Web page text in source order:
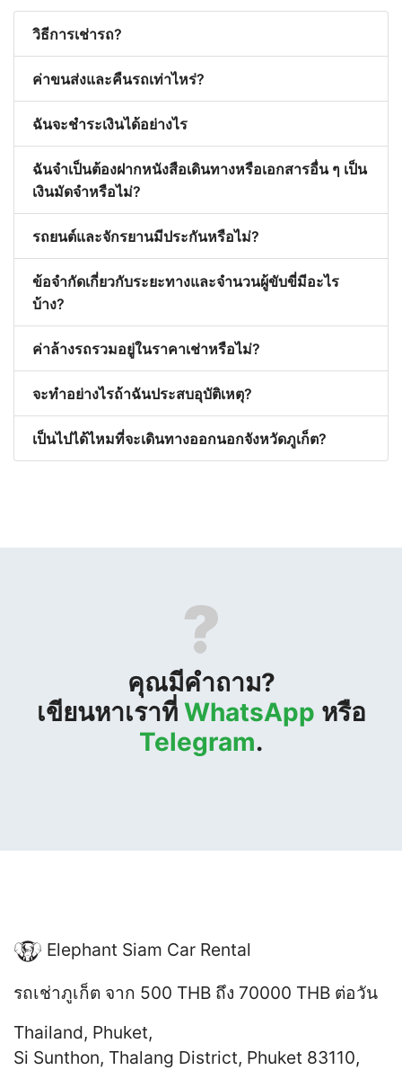
วิธีการเช่ารถ?
ค่าขนส่งและคืนรถเท่าไหร่?
ฉันจะชำระเงินได้อย่างไร
ฉันจำเป็นต้องฝากหนังสือเดินทางหรือเอกสารอื่น ๆ เป็น
เงินมัดจำหรือไม่?
รถยนต์และจักรยานมีประกันหรือไม่?
ข้อจำกัดเกี่ยวกับระยะทางและจำนวนผู้ขับขี่มีอะไร
บ้าง?
ค่าล้างรถรวมอยู่ในราคาเช่าหรือไม่?
จะทำอย่างไรถ้าฉันประสบอุบัติเหตุ?
เป็นไปได้ไหมที่จะเดินทางออกนอกจังหวัดภูเก็ต?
?
คุณมีคำถาม?
เขียนหาเราที่ WhatsApp หรือ
Telegram.
Elephant Siam Car Rental
รถเช่าภูเก็ต จาก 500 THB ถึง 70000 THB ต่อวัน
Thailand, Phuket,
Si Sunthon, Thalang District, Phuket 83110,